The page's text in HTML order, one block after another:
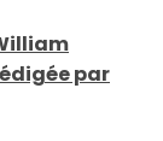
par